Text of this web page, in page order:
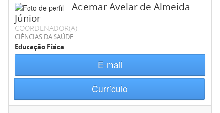
Ademar Avelar de Almeida
Júnior
COORDENADOR(A)
CIÊNCIAS DA SAÚDE
Educação Física
E-mail
Currículo